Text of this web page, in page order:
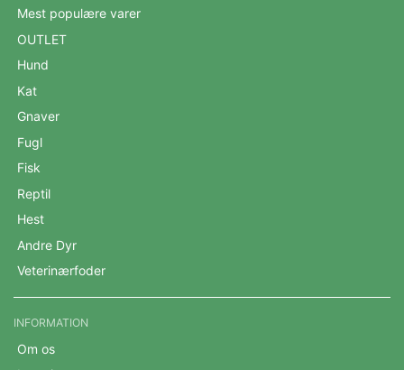
Mest populære varer
OUTLET
Hund
Kat
Gnaver
Fugl
Fisk
Reptil
Hest
Andre Dyr
Veterinærfoder
INFORMATION
Om os